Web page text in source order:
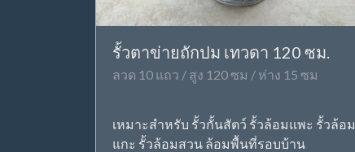
รั้วตาข่ายถักปม เทวดา 120 ซม.
ลวด 10 แถว / สูง 120 ซม / ห่าง 15 ซม
เหมาะสำหรับ รั้วกั้นสัตว์ รั้วล้อมแพะ รั้วล้อม
แกะ รั้วล้อมสวน ล้อมพื้นที่รอบบ้าน